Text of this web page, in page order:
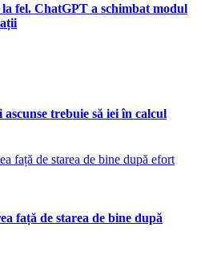
fel. ChatGPT a schimbat modul
trebuie să iei în calcul
față de starea de bine după